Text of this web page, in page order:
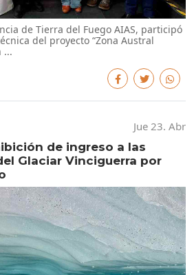
de Tierra del Fuego AIAS, participó
del proyecto “Zona Austral
...
Jue 23. Abr
de ingreso a las
Glaciar Vinciguerra por